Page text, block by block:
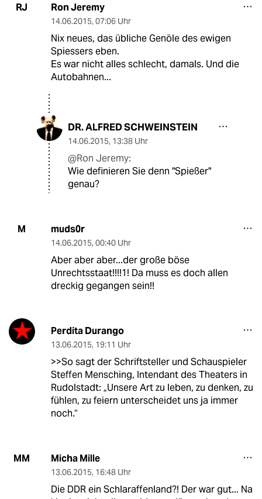
RJ Ron Jeremy
14.06.2015, 07:06 Uhr
Nix neues, das übliche Genöle des ewigen
Spiessers eben.
Es war nicht alles schlecht, damals. Und die
Autobahnen...
DR. ALFRED SCHWEINSTEIN
14.06.2015, 13:38 Uhr
@Ron Jeremy:
Wie definieren Sie denn "Spießer"
genau?
M muds0r
14.06.2015, 00:40 Uhr
Aber aber aber...der große böse
Unrechtsstaat!!!!1! Da muss es doch allen
dreckig gegangen sein!!
Perdita Durango
13.06.2015, 19:11 Uhr
>>So sagt der Schriftsteller und Schauspieler
Steffen Mensching, Intendant des Theaters in
Rudolstadt: „Unsere Art zu leben, zu denken, zu
fühlen, zu feiern unterscheidet uns ja immer
noch.“
MM Micha Mille
13.06.2015, 16:48 Uhr
Die DDR ein Schlaraffenland?! Der war gut... Na